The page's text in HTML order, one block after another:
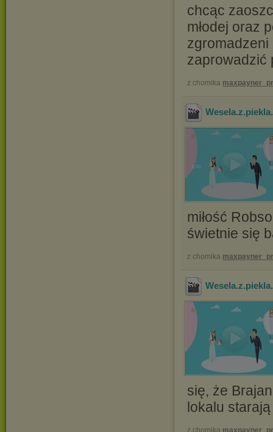
chcąc
młodej oraz
zgromadzeni
zaprowadzić
z chomika
miłość
świetnie się
z chomika
się, że
lokalu
z chomika